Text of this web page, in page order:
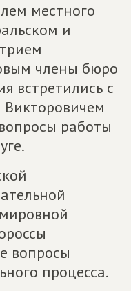
местного
и
члены бюро
встретились с
Викторовичем
работы
вопросы
процесса.